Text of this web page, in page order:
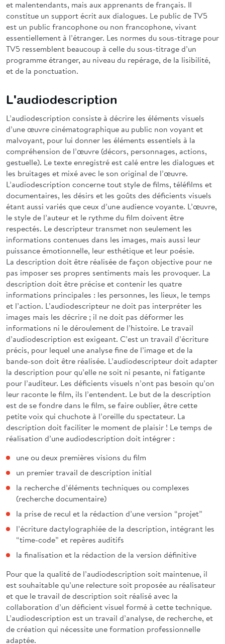
et malentendants, mais aux apprenants de français. Il
constitue un support écrit aux dialogues. Le public de TV5
est un public francophone ou non francophone, vivant
essentiellement à l’étranger. Les normes du sous-titrage pour
TV5 ressemblent beaucoup à celle du sous-titrage d’un
programme étranger, au niveau du repérage, de la lisibilité,
et de la ponctuation.
L'audiodescription
L’audiodescription consiste à décrire les éléments visuels
d’une œuvre cinématographique au public non voyant et
malvoyant, pour lui donner les éléments essentiels à la
compréhension de l’œuvre (décors, personnages, actions,
gestuelle). Le texte enregistré est calé entre les dialogues et
les bruitages et mixé avec le son original de l’œuvre.
L’audiodescription concerne tout style de films, téléfilms et
documentaires, les désirs et les goûts des déficients visuels
étant aussi variés que ceux d’une audience voyante. L’œuvre,
le style de l’auteur et le rythme du film doivent être
respectés. Le descripteur transmet non seulement les
informations contenues dans les images, mais aussi leur
puissance émotionnelle, leur esthétique et leur poésie.
La description doit être réalisée de façon objective pour ne
pas imposer ses propres sentiments mais les provoquer. La
description doit être précise et contenir les quatre
informations principales : les personnes, les lieux, le temps
et l’action. L’audiodescripteur ne doit pas interpréter les
images mais les décrire ; il ne doit pas déformer les
informations ni le déroulement de l’histoire. Le travail
d’audiodescription est exigeant. C’est un travail d’écriture
précis, pour lequel une analyse fine de l’image et de la
bande-son doit être réalisée. L’audiodescripteur doit adapter
la description pour qu’elle ne soit ni pesante, ni fatigante
pour l’auditeur. Les déficients visuels n’ont pas besoin qu’on
leur raconte le film, ils l’entendent. Le but de la description
est de se fondre dans le film, se faire oublier, être cette
petite voix qui chuchote à l’oreille du spectateur. La
description doit faciliter le moment de plaisir ! Le temps de
réalisation d’une audiodescription doit intégrer :
une ou deux premières visions du film
un premier travail de description initial
la recherche d’éléments techniques ou complexes
(recherche documentaire)
la prise de recul et la rédaction d’une version “projet”
l’écriture dactylographiée de la description, intégrant les
“time-code” et repères auditifs
la finalisation et la rédaction de la version définitive
Pour que la qualité de l’audiodescription soit maintenue, il
est souhaitable qu’une relecture soit proposée au réalisateur
et que le travail de description soit réalisé avec la
collaboration d’un déficient visuel formé à cette technique.
L’audiodescription est un travail d’analyse, de recherche, et
de création qui nécessite une formation professionnelle
adaptée.